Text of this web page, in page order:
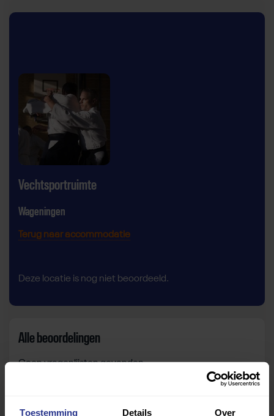
Toestemming Details Over
Vechtsportruimte
Wageningen
Terug naar accommodatie
Deze locatie is nog niet beoordeeld.
Alle beoordelingen
Geen vragenlijsten gevonden.